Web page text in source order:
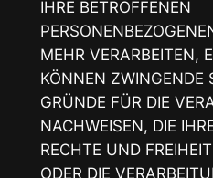
IHRE BETROFFENEN
MEHR VERARBEITEN,
KÖNNEN ZWINGENDE
GRÜNDE FÜR DIE
NACHWEISEN, DIE
RECHTE UND
ODER DIE